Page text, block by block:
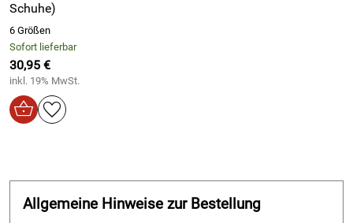
Schuhe)
6 Größen
Sofort lieferbar
30,95 €
inkl. 19% MwSt.
Allgemeine Hinweise zur Bestellung